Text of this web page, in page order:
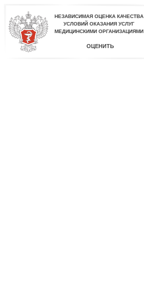
НЕЗАВИСИМАЯ ОЦЕНКА КАЧЕСТВА
УСЛОВИЙ ОКАЗАНИЯ УСЛУГ
МЕДИЦИНСКИМИ ОРГАНИЗАЦИЯМИ
ОЦЕНИТЬ